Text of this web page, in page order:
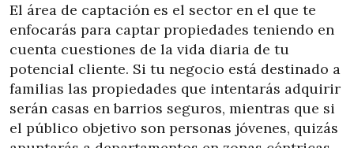
El área de captación es el sector en el que te
enfocarás para captar propiedades teniendo en
cuenta cuestiones de la vida diaria de tu
potencial cliente. Si tu negocio está destinado a
familias las propiedades que intentarás adquirir
serán casas en barrios seguros, mientras que si
el público objetivo son personas jóvenes, quizás